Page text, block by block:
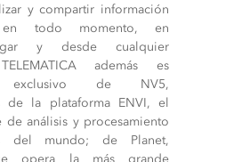
y compartir información
en todo momento, en
y desde cualquier
además es
exclusivo de NV5,
de la plataforma ENVI, el
de análisis y procesamiento
del mundo; de Planet,
opera la más grande